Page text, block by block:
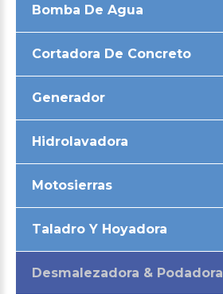
Bomba De Agua
Cortadora De Concreto
Generador
Hidrolavadora
Motosierras
Taladro Y Hoyadora
Desmalezadora & Podadora